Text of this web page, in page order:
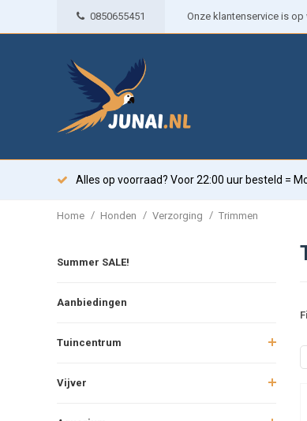
0850655451 Onze klantenservice is
Alles op voorraad? Voor 22:00 uur besteld =
Home / Honden / Verzorging / Trimmen
Summer SALE!
Aanbiedingen
Tuincentrum
Vijver